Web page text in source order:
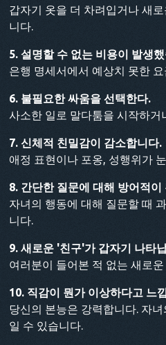
갑자기 옷을 더 차려입거나 새
니다.
5. 설명할 수 없는 비용이 발생
은행 명세서에서 예상치 못한
6. 불필요한 싸움을 선택한다.
사소한 일로 말다툼을 시작하
7. 신체적 친밀감이 감소합니다.
애정 표현이나 포옹, 성행위가
8. 간단한 질문에 대해 방어적이
자녀의 행동에 대해 질문할 때
니다.
9. 새로운 '친구'가 갑자기 나타
여러분이 들어본 적 없는 새로
10. 직감이 뭔가 이상하다고 느
당신의 본능은 강력합니다. 자
일 수 있습니다.